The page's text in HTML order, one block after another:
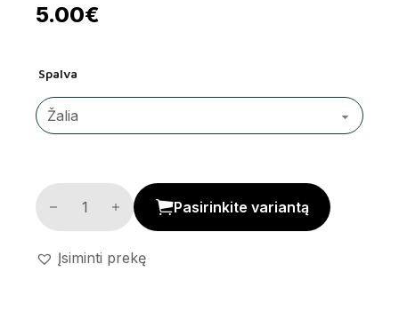
5.00€
Spalva
Smėlio žaislų rinkinys kiekis
Pasirinkite variantą
Įsiminti prekę